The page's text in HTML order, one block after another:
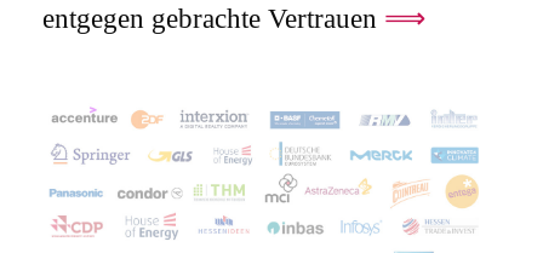
entgegen gebrachte Vertrauen ⟹